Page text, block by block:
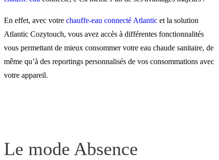
consommation
Des économies et du
Les éco-gestes à adopter
En effet, avec votre chauffe-eau connecté Atlantic et la solution
Atlantic Cozytouch, vous avez accès à différentes fonctionnalités
vous permettant de mieux consommer votre eau chaude sanitaire, de
même qu’à des reportings personnalisés de vos consommations avec
votre appareil.
Le mode Absence